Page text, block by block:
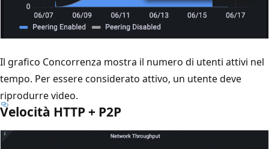
Il grafico Concorrenza mostra il numero di utenti attivi nel
tempo. Per essere considerato attivo, un utente deve
riprodurre video.
Velocità HTTP + P2P